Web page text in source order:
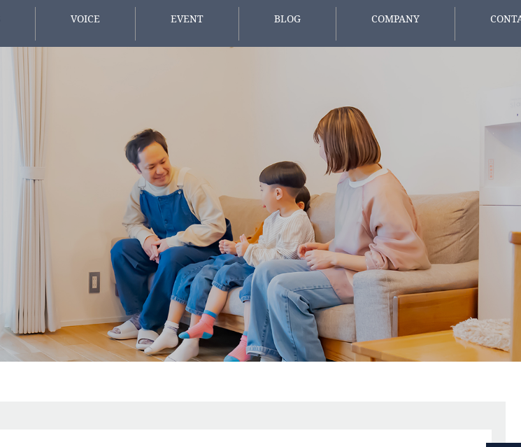
VOICE
EVENT
BLOG
COMPANY